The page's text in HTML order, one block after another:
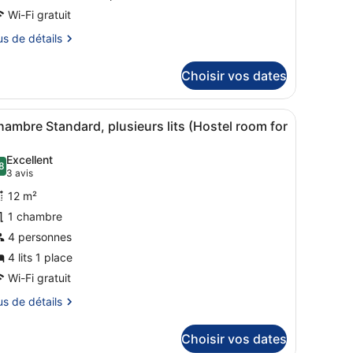
:
Wi-Fi gratuit
de détails
Choisir vos dates
bureau, une table à manger avec des fruits, un canapé rouge et un
:
Une chambre avec un lit superposé, un
2
Standard, plusieurs lits (Hostel room for
sur 10
Excellent
3 avis
(3 avis)
12 m²
1 chambre
4 personnes
4 lits 1 place
Wi-Fi gratuit
de détails
Choisir vos dates